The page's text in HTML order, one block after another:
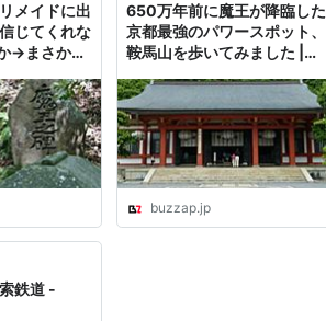
メイドに出
じてくれな
→まさかの
650万年前に魔王が降臨した
京都最強のパワースポット、
鞍馬山を歩いてみました |
buzzap.jp
鉄道 -